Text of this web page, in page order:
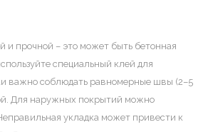
и прочной – это может быть бетонная
специальный клей для
важно соблюдать равномерные швы (2–5
Для наружных покрытий можно
укладка может привести к